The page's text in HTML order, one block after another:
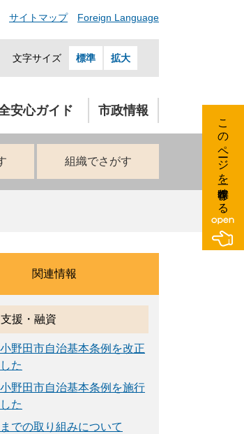
サイトマップ Foreign Language
文字サイズ 標準 拡大
安心ガイド 市政情報
組織でさがす
関連情報
援・融資
野田市自治基本条例を改正
た
野田市自治基本条例を施行
た
での取り組みについて
このページを一時保存する